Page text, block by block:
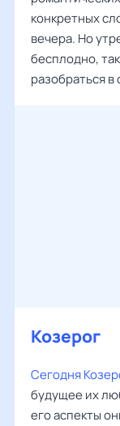
конкретных
вечера. Но
бесплодно,
разобраться в
Козерог
Сегодня
будущее их
его аспекты